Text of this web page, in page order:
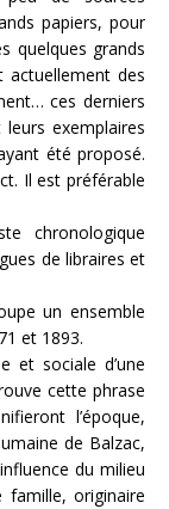
papiers, pour
quelques grands
des
ces derniers
exemplaires
été proposé.
Il est préférable
chronologique
de libraires et
un ensemble
et 1893.
et sociale d’une
cette phrase
l’époque,
de Balzac,
du milieu
famille, originaire